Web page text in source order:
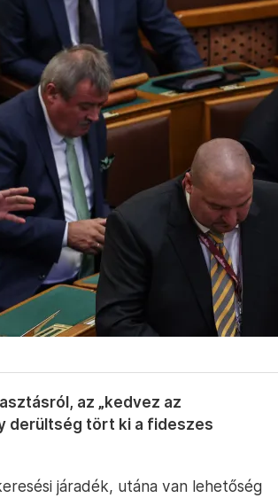
az „kedvez az
derültség tört ki a fideszes
járadék, utána van lehetőség